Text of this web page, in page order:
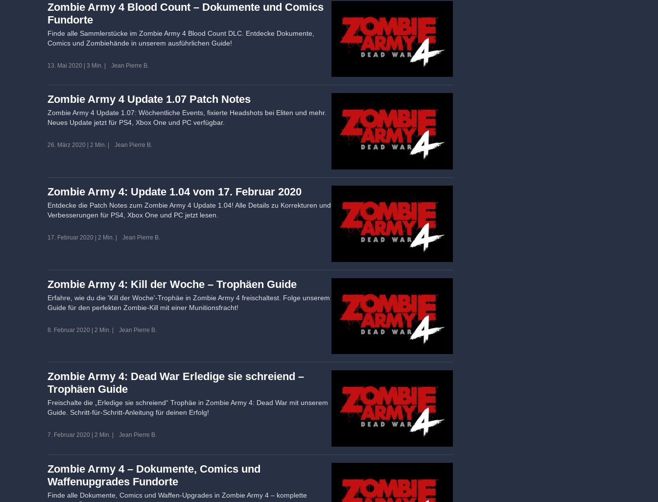
Zombie Army 4 Blood Count – Dokumente und Comics
Fundorte
Finde alle Sammlerstücke im Zombie Army 4 Blood Count DLC. Entdecke Dokumente,
Comics und Zombiehände in unserem ausführlichen Guide!
13. Mai 2020 | 3 Min. | Jean Pierre B.
Zombie Army 4 Update 1.07 Patch Notes
Zombie Army 4 Update 1.07: Wöchentliche Events, fixierte Headshots bei Eliten und mehr.
Neues Update jetzt für PS4, Xbox One und PC verfügbar.
26. März 2020 2 Min. Jean Pierre B.
Zombie Army 4: Update 1.04 vom 17. Februar 2020
Entdecke die Patch Notes zum Zombie Army 4 Update 1.04! Alle Details zu Korrekturen und
Verbesserungen für PS4, Xbox One und PC jetzt lesen.
17. Februar 2020 2 Min. Jean Pierre B.
Zombie Army 4: Kill der Woche – Trophäen Guide
Erfahre, wie du die 'Kill der Woche'-Trophäe in Zombie Army 4 freischaltest. Folge unserem
Guide für den perfekten Zombie-Kill mit einer Munitionsfracht!
8. Februar 2020 | 2 Min. | Jean Pierre B.
Zombie Army 4: Dead War Erledige sie schreiend –
Trophäen Guide
Freischalte die „Erledige sie schreiend“ Trophäe in Zombie Army 4: Dead War mit unserem
Guide. Schritt-für-Schritt-Anleitung für deinen Erfolg!
7. Februar 2020 2 Min. Jean Pierre B.
Zombie Army 4 – Dokumente, Comics und
Waffenupgrades Fundorte
Finde alle Dokumente, Comics und Waffen-Upgrades in Zombie Army 4 – komplette